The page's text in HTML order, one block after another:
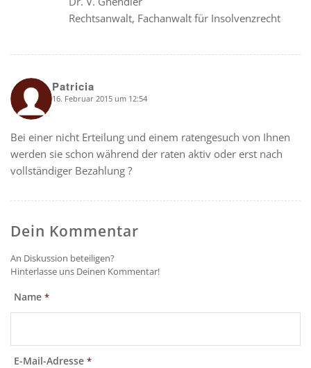
Rechtsanwalt, Fachanwalt für Insolvenzrecht
Patricia
says: 16. Februar 2015 um 12:54
Bei einer nicht Erteilung und einem ratengesuch von Ihnen
werden sie schon während der raten aktiv oder erst nach
vollständiger Bezahlung ?
Dein Kommentar
An Diskussion beteiligen?
Hinterlasse uns Deinen Kommentar!
Name *
E-Mail-Adresse *